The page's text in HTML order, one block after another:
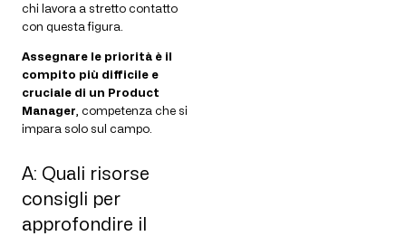
chi lavora a stretto contatto
con questa figura.
Assegnare le priorità è il
compito più difficile e
cruciale di un Product
Manager , competenza che si
impara solo sul campo.
A: Quali risorse
consigli per
approfondire il